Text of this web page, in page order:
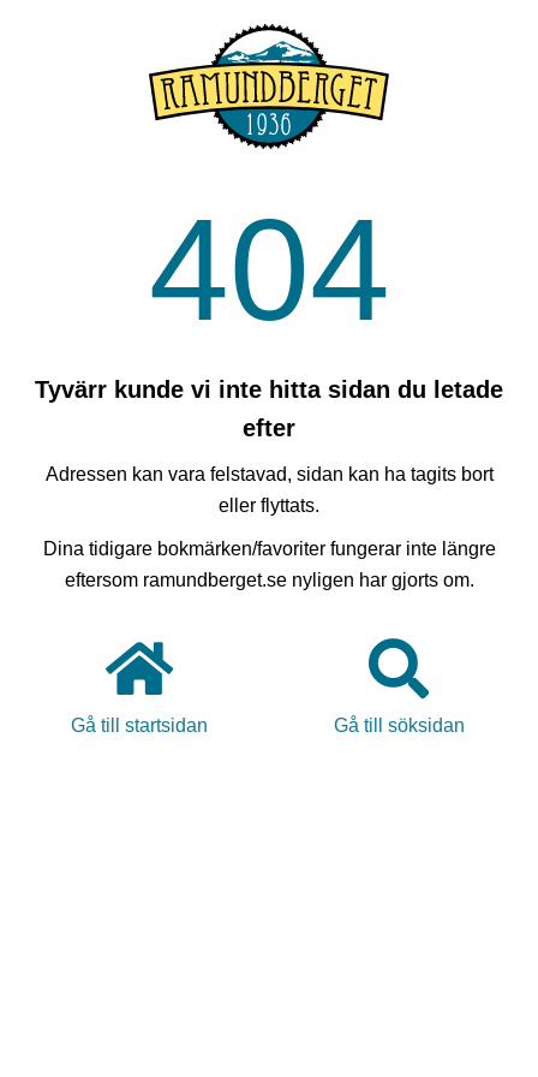
404
Tyvärr kunde vi inte hitta sidan du letade
efter
Adressen kan vara felstavad, sidan kan ha tagits bort
eller flyttats.
Dina tidigare bokmärken/favoriter fungerar inte längre
eftersom ramundberget.se nyligen har gjorts om.
Gå till startsidan Gå till söksidan